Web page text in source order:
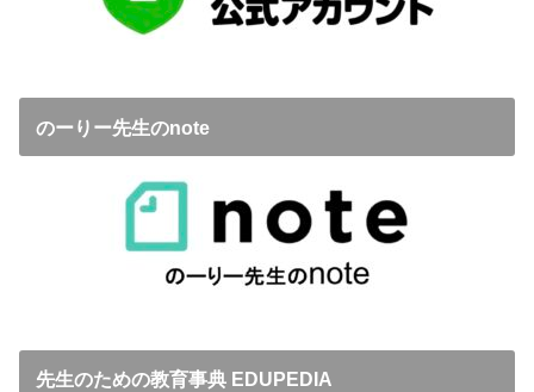
のーりー先生のnote
先生のための教育事典 EDUPEDIA